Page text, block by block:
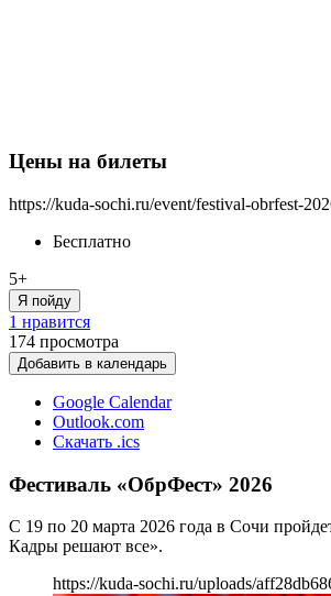
Цены на билеты
https://kuda-sochi.ru/event/festival-obrfest-
Бесплатно
5+
Я пойду
1 нравится
174 просмотра
Добавить в календарь
Google Calendar
Outlook.com
Скачать .ics
Фестиваль «ОбрФест» 2026
С 19 по 20 марта 2026 года в Сочи
Кадры решают все».
https://kuda-sochi.ru/uploads/